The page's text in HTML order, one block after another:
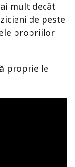
mult decât
de peste
propriilor
proprie le